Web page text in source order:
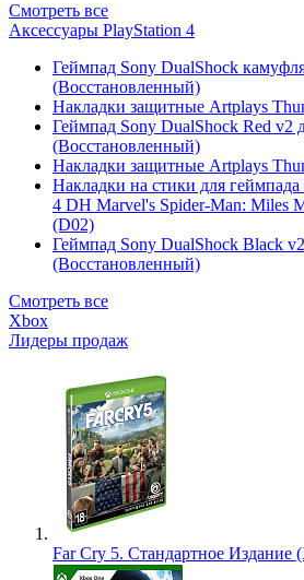
Смотреть все
Аксессуары PlayStation 4
Геймпад Sony DualShock
(Восстановленный)
Накладки защитные Artplays
Геймпад Sony DualShock Red v2
(Восстановленный)
Накладки защитные Artplays
Накладки на стики для
4 DH Marvel's Spider-Man: Miles
(D02)
Геймпад Sony DualShock Black
(Восстановленный)
Смотреть все
Xbox
Лидеры продаж
Far Cry 5. Стандартное Издание